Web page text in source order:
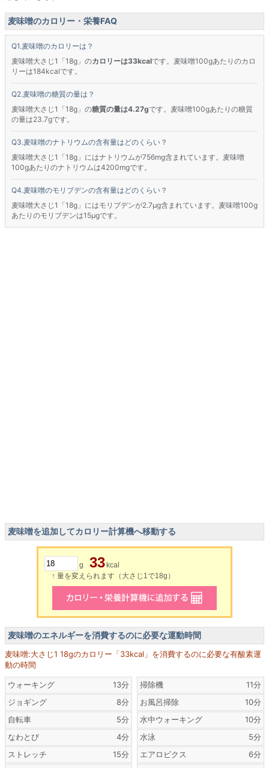
麦味噌のカロリー・栄養FAQ
麦味噌のカロリーは？
麦味噌大さじ1「18g」のカロリーは33kcalです。麦味噌100gあたりのカロ
リーは184kcalです。
麦味噌の糖質の量は？
麦味噌大さじ1「18g」の糖質の量は4.27gです。麦味噌100gあたりの糖質
の量は23.7gです。
麦味噌のナトリウムの含有量はどのくらい？
麦味噌大さじ1「18g」にはナトリウムが756mg含まれています。麦味噌
100gあたりのナトリウムは4200mgです。
麦味噌のモリブデンの含有量はどのくらい？
麦味噌大さじ1「18g」にはモリブデンが2.7μg含まれています。麦味噌100g
あたりのモリブデンは15μgです。
麦味噌を追加してカロリー計算機へ移動する
g 33 kcal
↑ 量を変えられます（大さじ1で18g）
麦味噌のエネルギーを消費するのに必要な運動時間
麦味噌:大さじ1 18gのカロリー「33kcal」を消費するのに必要な有酸素運
動の時間
ウォーキング
13分
ジョギング
8分
自転車
5分
なわとび
4分
ストレッチ
15分
掃除機
11分
お風呂掃除
10分
水中ウォーキング
10分
水泳
5分
エアロビクス
6分